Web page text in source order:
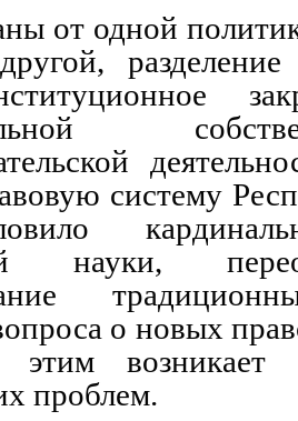
от одной
разделение
систему
науки,
о новых
возникает
проблем.